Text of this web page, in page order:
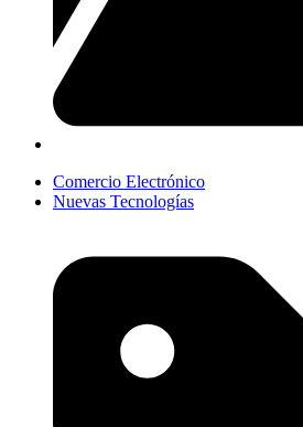
Comercio Electrónico
Nuevas Tecnologías